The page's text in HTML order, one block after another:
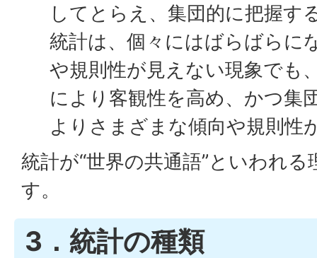
してとらえ、集団的に把握す
統計は、個々にはばらばらに
や規則性が見えない現象でも
により客観性を高め、かつ集
よりさまざまな傾向や規則性
統計が“世界の共通語”といわれ
す。
3．統計の種類